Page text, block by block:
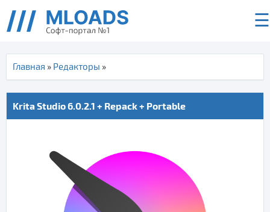
☰
Главная » Редакторы »
Krita Studio 6.0.2.1 + Repack + Portable